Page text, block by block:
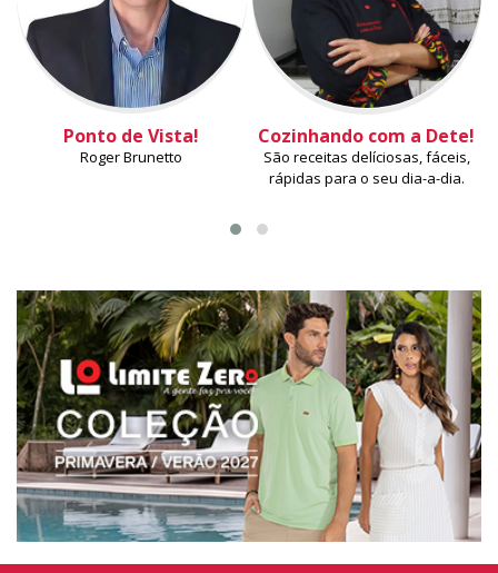
Ponto de Vista!
Roger Brunetto
Cozinhando com a Dete!
São receitas delíciosas, fáceis,
rápidas para o seu dia-a-dia.